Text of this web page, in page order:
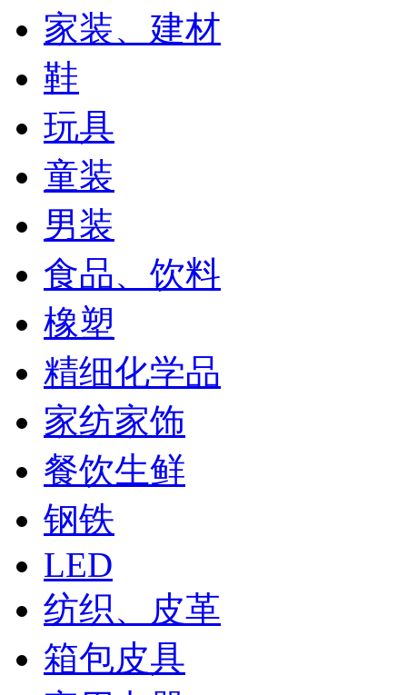
家装、建材
鞋
玩具
童装
男装
食品、饮料
橡塑
精细化学品
家纺家饰
餐饮生鲜
钢铁
LED
纺织、皮革
箱包皮具